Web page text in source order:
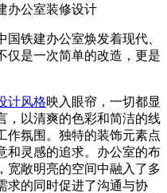
办公室装修设计
铁建办公室焕发着现代、
仅是一次简单的改造，更是
计风格映入眼帘，一切都显
，以清爽的色彩和简洁的线
作氛围。独特的装饰元素点
和灵感的追求。办公室的布
宽敞明亮的空间中融入了多
求的同时促进了沟通与协